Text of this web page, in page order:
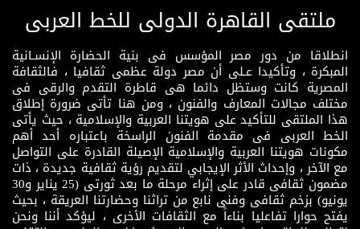
ملتقى القاهرة الدولى للخط العربى
انطلاقا من دور مصر المؤسس فى بنية الحضارة الإنسـانية
المبكرة ، وتأكيدا عـلى أن مصر دولة عظمى ثقافيا ، فالثقافة
المصرية كانت وستظل دائما هى قاطرة التقدم والرقى فى
مختلف مجالات المعارف والفنون ، ومن هنا تأتى ضرورة إطلاق
هذا الملتقى للتأكيد على هويتنا العربية والإسلامية ، حيث يأتى
الخط العربى فى مقدمة الفنون الراسخة باعتباره أحد أهم
مكونات هويتنا العربية والإسلامية الإصيلة القادرة على التواصل
مع الآخر ، وإحداث الأثر الإيجابي لتقديم رؤية ثقافية جديدة ، ذات
مضمون ثقافى قادر على إثراء مرحلة ما بعد ثورتى (25 يناير و30
يونيو) بزخم ثقافى وفنى نابع من تراثنا وحضارتنا العريقة ، بحيث
يفتح حوارا تفاعليا بناءاً مع الثقافات الأخرى ، ليؤكد أننا ونحن